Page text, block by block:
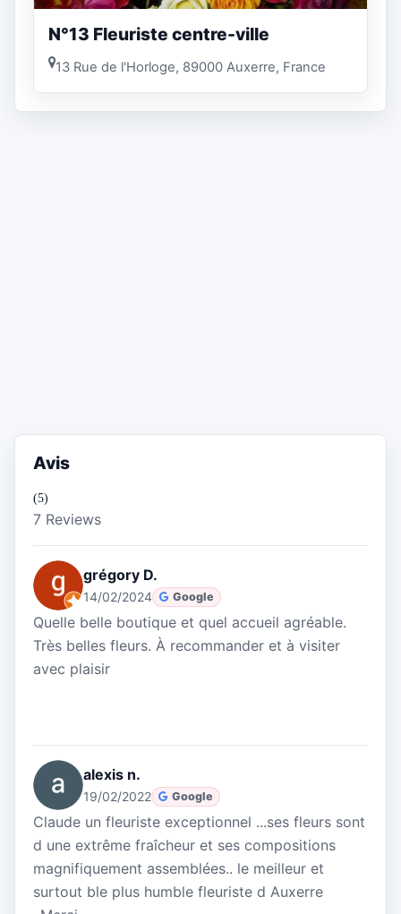
N°13 Fleuriste centre-ville
13 Rue de l'Horloge, 89000 Auxerre, France
Avis
(5)
7 Reviews
grégory D.
14/02/2024 Google
Quelle belle boutique et quel accueil agréable.
Très belles fleurs. À recommander et à visiter
avec plaisir
alexis n.
19/02/2022 Google
Claude un fleuriste exceptionnel ...ses fleurs sont
d une extrême fraîcheur et ses compositions
magnifiquement assemblées.. le meilleur et
surtout ble plus humble fleuriste d Auxerre